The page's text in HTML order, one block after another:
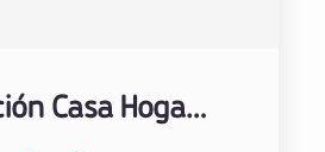
Fundación Casa Hogar Andrea